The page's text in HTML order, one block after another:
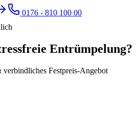
0176 - 810 100 00
Entrümpelung?
Festpreis-Angebot